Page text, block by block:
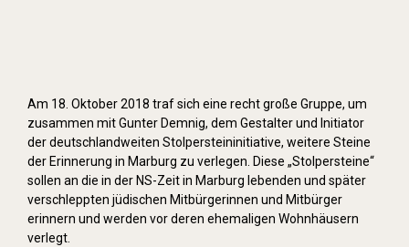
Am 18. Oktober 2018 traf sich eine recht große Gruppe, um
zusammen mit Gunter Demnig, dem Gestalter und Initiator
der deutschlandweiten Stolpersteininitiative, weitere Steine
der Erinnerung in Marburg zu verlegen. Diese „Stolpersteine“
sollen an die in der NS-Zeit in Marburg lebenden und später
verschleppten jüdischen Mitbürgerinnen und Mitbürger
erinnern und werden vor deren ehemaligen Wohnhäusern
verlegt.